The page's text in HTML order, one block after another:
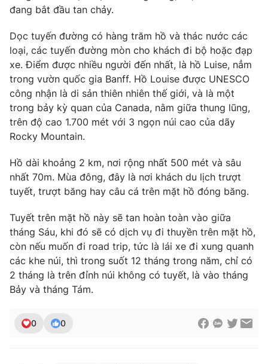
THỜI BÁO VTV
Theo dõi báo trên
Cơ quan báo chí: Thời báo VTV
Giấy phép hoạt động báo in và báo điện tử số 483/GP-BTTTT
cấp ngày 29/12/2023
Tổng Biên tập:Vũ Thanh Thủy
Phó Tổng Biên tập:Nguyễn Thị Mỹ Hạnh, Phạm Quốc Thắng,
Nguyễn Trọng Ninh
Tổng đài VTV: 024.38 355 931 - 024.38 355 932
Ðiện thoại Thời báo VTV:024.66 897 897
Email:toasoan@vtv.vn
đang bắt đầu tan chảy.
Dọc tuyến đường có hàng trăm hồ và thác nước các
loại, các tuyến đường mòn cho khách đi bộ hoặc đạp
xe. Điểm được nhiều người đến nhất, là hồ Luise, nẳm
trong vườn quốc gia Banff. Hồ Louise được UNESCO
công nhận là di sản thiên nhiên thế giới, và là một
trong bảy kỳ quan của Canada, nằm giữa thung lũng,
trên độ cao 1.700 mét với 3 ngọn núi cao của dãy
Rocky Mountain.
Hồ dài khoảng 2 km, nơi rộng nhất 500 mét và sâu
nhất 70m. Mùa đông, đây là nơi khách du lịch trượt
tuyết, trượt băng hay câu cá trên mặt hồ đóng băng.
Tuyết trên mặt hồ này sẽ tan hoàn toàn vào giữa
tháng Sáu, khi đó sẽ có dịch vụ đi thuyền trên mặt hồ,
còn nếu muốn đi road trip, tức là lái xe đi xung quanh
các khe núi, thì trong suốt 12 tháng trong năm, chỉ có
2 tháng là trên đỉnh núi không có tuyết, là vào tháng
Bảy và tháng Tám.
0 0